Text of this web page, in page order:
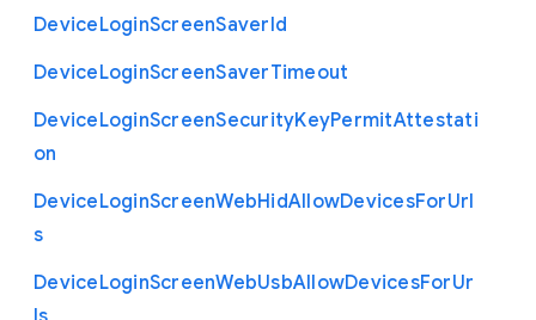
DeviceLoginScreenSaverId
DeviceLoginScreenSaverTimeout
DeviceLoginScreenSecurityKeyPermitAttestati
on
DeviceLoginScreenWebHidAllowDevicesForUrl
s
DeviceLoginScreenWebUsbAllowDevicesForUr